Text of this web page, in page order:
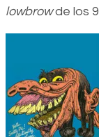
lowbrowde los